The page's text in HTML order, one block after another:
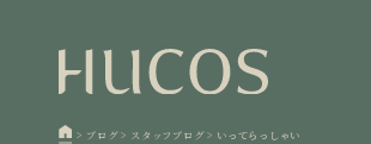
日本森林と循環
欧州住宅の文化と日本の現在地
1 蓄熱するパッシブデザイン
2 自然素材の温もりと快適性を
> ブログ> スタッフブログ> いってらっしゃい